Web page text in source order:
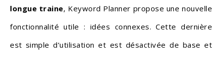
longue traine, Keyword Planner propose une nouvelle
fonctionnalité utile : idées connexes. Cette dernière
est simple d’utilisation et est désactivée de base et